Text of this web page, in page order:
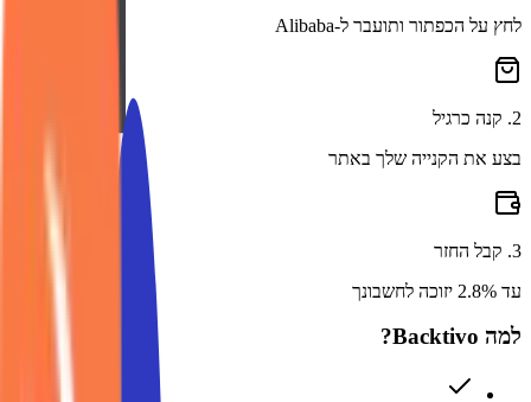
לחץ על הכפתור ותועבר ל-Alibaba
2
. קנה כרגיל
בצע את הקנייה שלך באתר
3
. קבל החזר
עד 2.8% יזוכה לחשבונך
למה Backtivo?